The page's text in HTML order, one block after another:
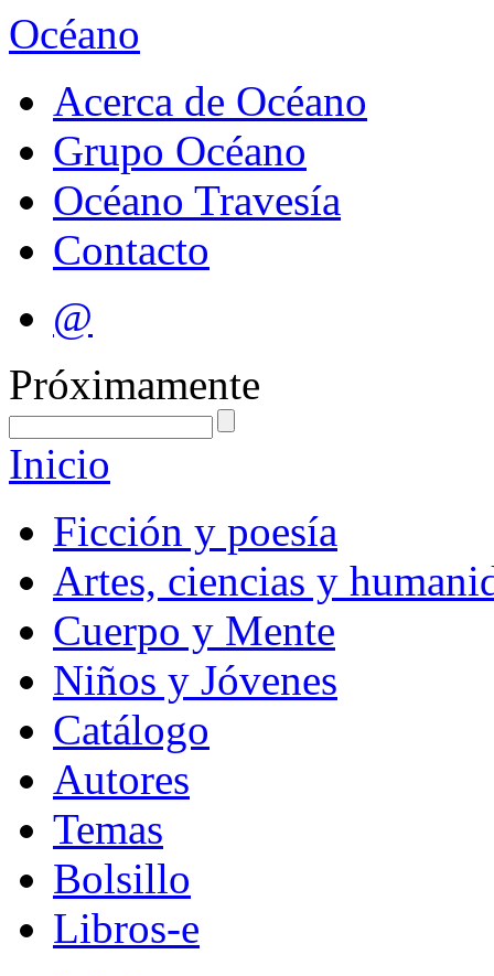
Océano
Acerca de Océano
Grupo Océano
Océano Travesía
Contacto
@
Próximamente
Inicio
Ficción y poesía
Artes, ciencias y
Cuerpo y Mente
Niños y Jóvenes
Catálogo
Autores
Temas
Bolsillo
Libros-e